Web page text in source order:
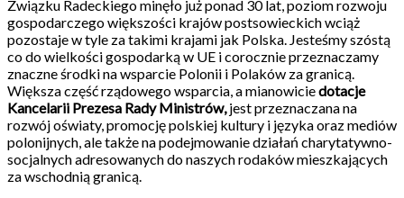
Związku Radeckiego minęło już ponad 30 lat, poziom rozwoju
gospodarczego większości krajów postsowieckich wciąż
pozostaje w tyle za takimi krajami jak Polska. Jesteśmy szóstą
co do wielkości gospodarką w UE i corocznie przeznaczamy
znaczne środki na wsparcie Polonii i Polaków za granicą.
Większa część rządowego wsparcia, a mianowiciedotacje
Kancelarii Prezesa Rady Ministrów,jest przeznaczana na
rozwój oświaty, promocję polskiej kultury i języka oraz mediów
polonijnych, ale także na podejmowanie działań charytatywno-
socjalnych adresowanych do naszych rodaków mieszkających
za wschodnią granicą.